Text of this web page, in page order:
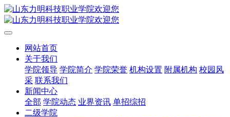
网站首页
关于我们
学院领导 学院简介 学院荣誉 机构设置 附属机构 校园风
采 联系我们
新闻中心
全部 学院动态 业界资讯 单招综招
二级学院